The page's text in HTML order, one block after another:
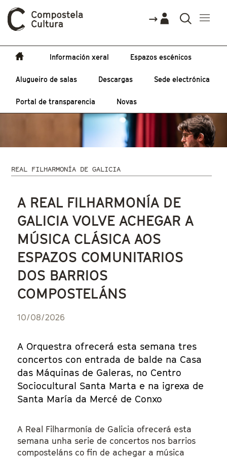
Información xeral Espazos escénicos
Alugueiro de salas Descargas Sede electrónica
Portal de transparencia Novas
REAL FILHARMONÍA DE GALICIA
Vostede está aquí
A REAL FILHARMONÍA DE
GALICIA VOLVE ACHEGAR A
MÚSICA CLÁSICA AOS
ESPAZOS COMUNITARIOS
DOS BARRIOS
COMPOSTELÁNS
10/08/2026
A Orquestra ofrecerá esta semana tres
concertos con entrada de balde na Casa
das Máquinas de Galeras, no Centro
Sociocultural Santa Marta e na igrexa de
Santa María da Mercé de Conxo
A Real Filharmonía de Galicia ofrecerá esta
semana unha serie de concertos nos barrios
composteláns co fin de achegar a música